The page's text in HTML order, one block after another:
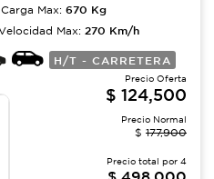
Carga Max: 670 Kg
Max: 270 Km/h
H/T - CARRETERA
Precio Oferta
$ 124,500
Precio Normal
$ 177,900
Precio total por 4